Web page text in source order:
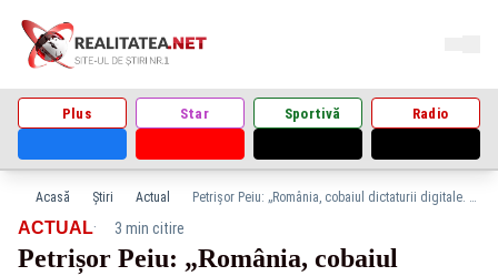
Plus Star Sportivă Radio
Acasă Știri Actual Petrișor Peiu: „România, cobaiul dictaturii digitale. Alegerile au fost anulate la ordinul Bruxelles-ului!”
ACTUAL· 3 min citire
Petrișor Peiu: „România, cobaiul